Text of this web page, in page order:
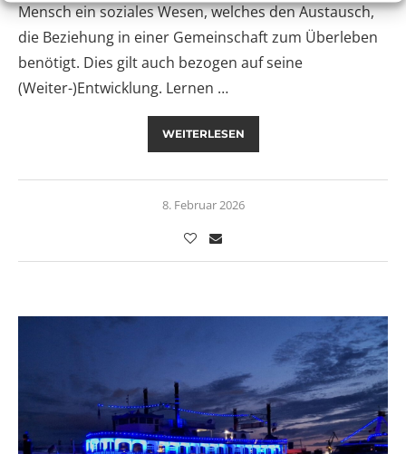
Mensch ein soziales Wesen, welches den Austausch,
die Beziehung in einer Gemeinschaft zum Überleben
benötigt. Dies gilt auch bezogen auf seine
(Weiter-)Entwicklung. Lernen …
WEITERLESEN
8. Februar 2026